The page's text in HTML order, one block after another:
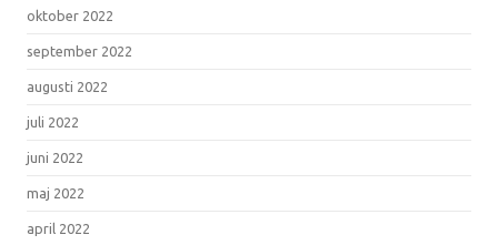
oktober 2022
september 2022
augusti 2022
juli 2022
juni 2022
maj 2022
april 2022